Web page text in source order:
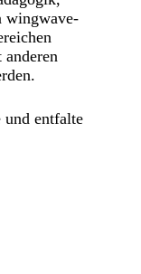
wingwave-
entfalte